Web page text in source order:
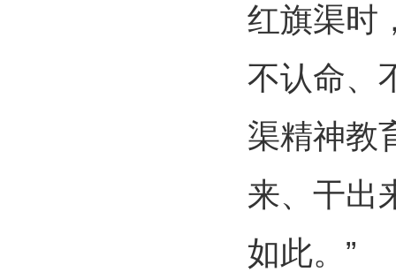
红旗渠时
不认命、
渠精神教
来、干出
如此。”